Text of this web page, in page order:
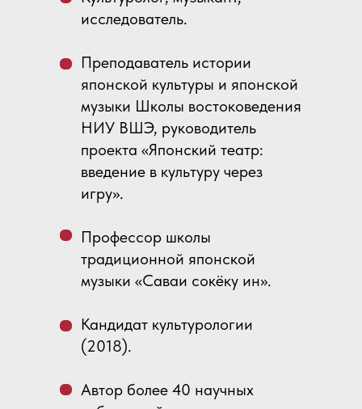
исследователь.
Преподаватель истории
японской культуры и японской
музыки Школы востоковедения
НИУ ВШЭ, руководитель
проекта «Японский театр:
введение в культуру через
игру».
Профессор школы
традиционной японской
музыки «Саваи сокёку ин».
Кандидат культурологии
(2018).
Автор более 40 научных